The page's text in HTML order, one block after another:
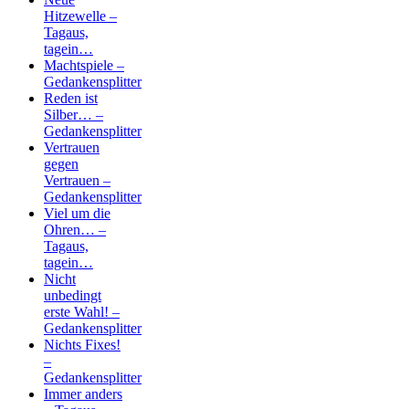
Hitzewelle –
Tagaus,
tagein…
Machtspiele –
Gedankensplitter
Reden ist
Silber… –
Gedankensplitter
Vertrauen
gegen
Vertrauen –
Gedankensplitter
Viel um die
Ohren… –
Tagaus,
tagein…
Nicht
unbedingt
erste Wahl! –
Gedankensplitter
Nichts Fixes!
–
Gedankensplitter
Immer anders